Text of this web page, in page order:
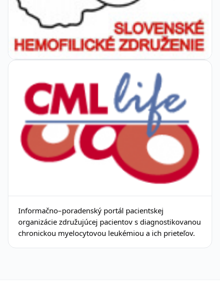
Informačno–poradenský portál pacientskej
organizácie združujúcej pacientov s diagnostikovanou
chronickou myelocytovou leukémiou a ich prieteľov.